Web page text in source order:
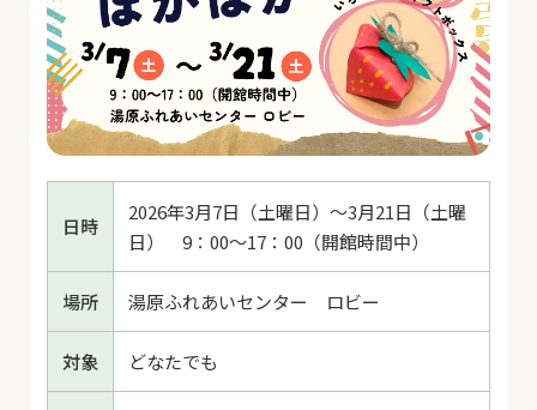
日時
2026年3月7日（土曜日）～3月21日（土曜
日） 9：00～17：00（開館時間中）
場所 湯原ふれあいセンター ロビー
対象 どなたでも